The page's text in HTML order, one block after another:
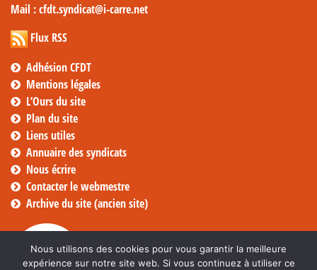
Mail : cfdt.syndicat@i-carre.net
Flux RSS
Adhésion CFDT
Mentions légales
L’Ours du site
Plan du site
Liens utiles
Annuaire des syndicats
Nous écrire
Contacter le webmestre
Archive du site (ancien site)
Nous utilisons des cookies pour vous garantir la meilleure
expérience sur notre site web. Si vous continuez à utiliser ce